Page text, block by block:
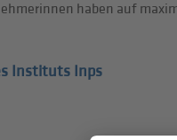
haben auf
Instituts Inps